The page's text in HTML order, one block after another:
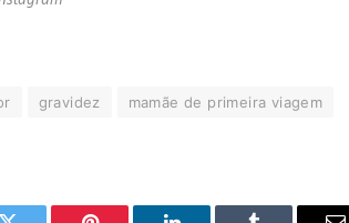
gravidez
mamãe de primeira viagem